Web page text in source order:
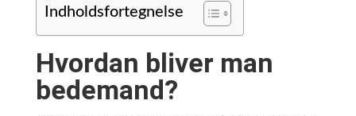
Indholdsfortegnelse
Hvordan bliver man
bedemand?